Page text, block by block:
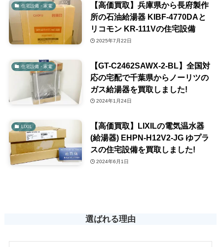
住宅設備・家電
【高価買取】兵庫県から長府製作
所の石油給湯器 KIBF-4770DAと
リコモン KR-111Vの住宅設備
2025年7月22日
住宅設備・家電
【GT-C2462SAWX-2-BL】全国対
応の宅配で千葉県からノーリツの
ガス給湯器を買取しました!
2024年1月24日
LIXIL
【高価買取】LIXILの電気温水器
(給湯器) EHPN-H12V2-JG ゆプラ
スの住宅設備を買取しました!
2024年6月1日
選ばれる理由